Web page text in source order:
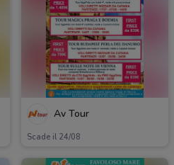
Av Tour
Scade il 24/08